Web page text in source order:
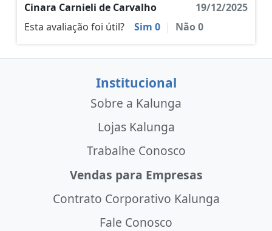
Cinara Carnieli de Carvalho
19/12/2025
Esta avaliação foi útil?
Sim 0 | Não0
Institucional
Sobre a Kalunga
Lojas Kalunga
Trabalhe Conosco
Vendas para Empresas
Contrato Corporativo Kalunga
Fale Conosco